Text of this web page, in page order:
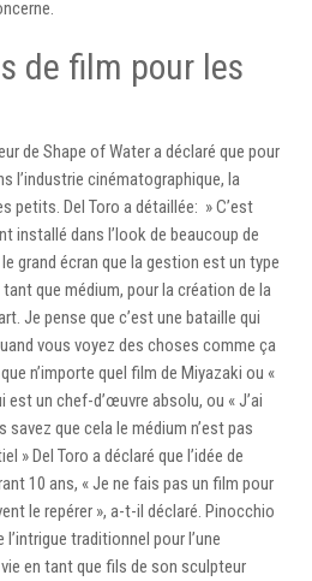
de film pour les
de Shape of Water a déclaré que pour
l’industrie cinématographique, la
petits. Del Toro a détaillée: » C’est
installé dans l’look de beaucoup de
grand écran que la gestion est un type
que médium, pour la création de la
Je pense que c’est une bataille qui
vous voyez des choses comme ça
n’importe quel film de Miyazaki ou «
un chef-d’œuvre absolu, ou « J’ai
que cela le médium n’est pas
» Del Toro a déclaré que l’idée de
10 ans, « Je ne fais pas un film pour
le repérer », a-t-il déclaré. Pinocchio
traditionnel pour l’une
en tant que fils de son sculpteur